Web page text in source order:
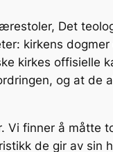
Det
kirkens dogmer
kirkes offisielle
og at de
Vi finner å måtte
de gir av sin